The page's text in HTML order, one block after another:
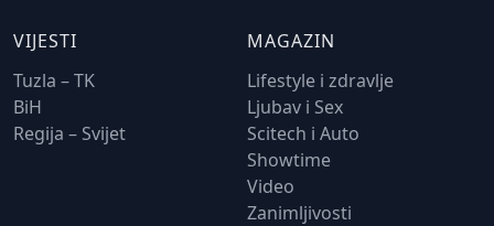
VIJESTI
Tuzla – TK
BiH
Regija – Svijet
MAGAZIN
Lifestyle i zdravlje
Ljubav i Sex
Scitech i Auto
Showtime
Video
Zanimljivosti